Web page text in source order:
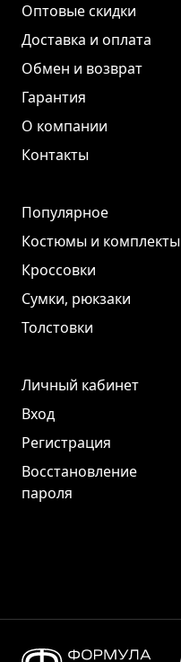
Оптовые скидки
Доставка и оплата
Обмен и возврат
Гарантия
О компании
Контакты
Популярное
Костюмы и комплекты
Кроссовки
Сумки, рюкзаки
Толстовки
Личный кабинет
Вход
Регистрация
Восстановление
пароля